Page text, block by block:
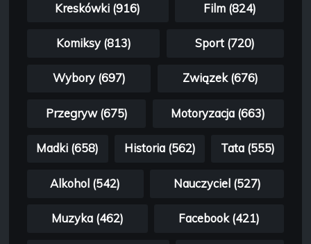
Kreskówki (916) Film (824)
Komiksy (813) Sport (720)
Wybory (697) Związek (676)
Przegryw (675) Motoryzacja (663)
Madki (658) Historia (562) Tata (555)
Alkohol (542) Nauczyciel (527)
Muzyka (462) Facebook (421)